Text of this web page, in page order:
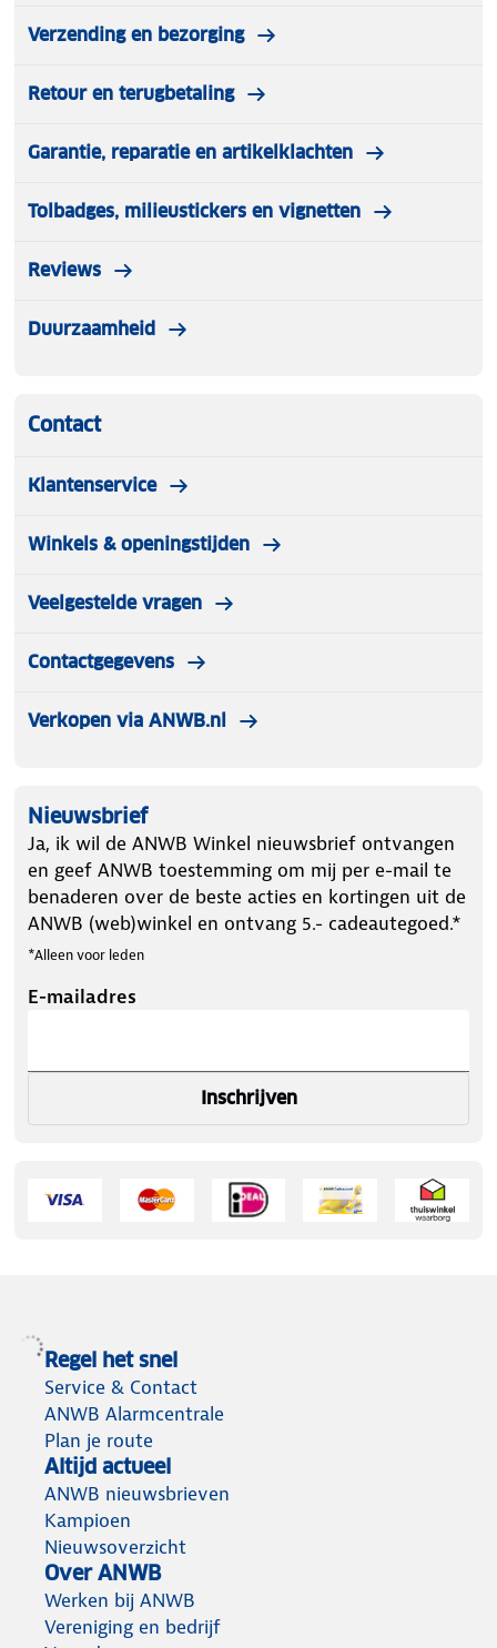
Verzending en bezorging
Retour en terugbetaling
Garantie, reparatie en artikelklachten
Tolbadges, milieustickers en vignetten
Reviews
Duurzaamheid
Contact
Klantenservice
Winkels & openingstijden
Veelgestelde vragen
Contactgegevens
Verkopen via ANWB.nl
Nieuwsbrief
Ja, ik wil de ANWB Winkel nieuwsbrief ontvangen
en geef ANWB toestemming om mij per e-mail te
benaderen over de beste acties en kortingen uit de
ANWB (web)winkel en ontvang 5.- cadeautegoed.*
*Alleen voor leden
E-mailadres
Inschrijven
Regel het snel
Service & Contact
ANWB Alarmcentrale
Plan je route
Altijd actueel
ANWB nieuwsbrieven
Kampioen
Nieuwsoverzicht
Over ANWB
Werken bij ANWB
Vereniging en bedrijf